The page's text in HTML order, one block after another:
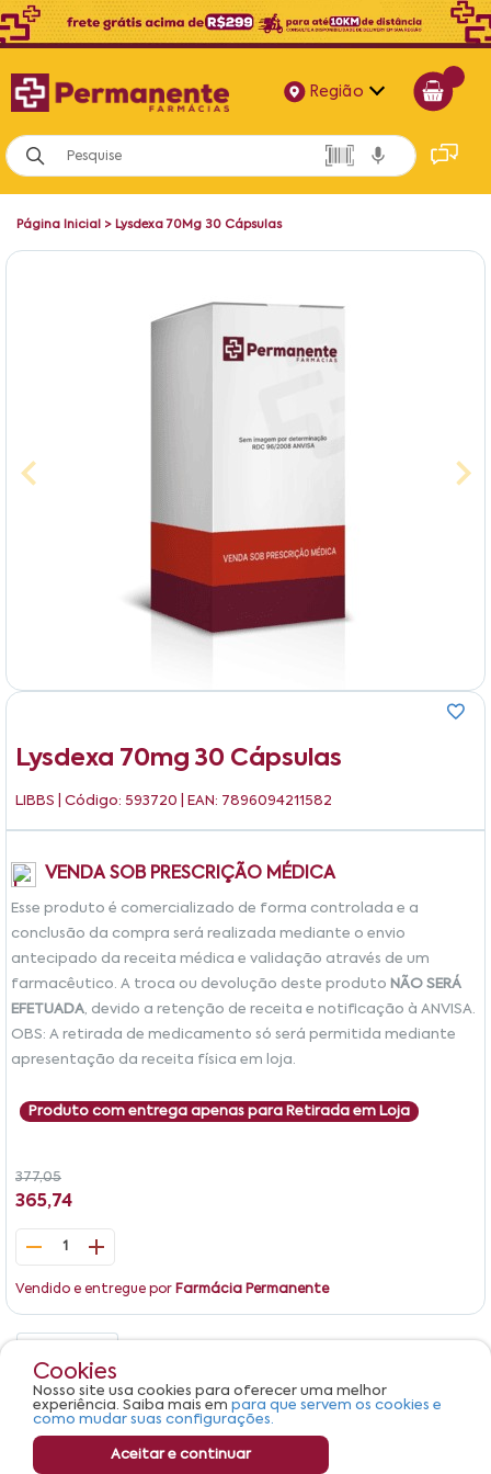
Região
Alagoas
Bahia
Página Inicial > Lysdexa 70Mg 30 Cápsulas
Lysdexa 70mg 30 Cápsulas
LIBBS | Código: 593720 | EAN: 7896094211582
VENDA SOB PRESCRIÇÃO MÉDICA
Esse produto é comercializado de forma controlada e a
conclusão da compra será realizada mediante o envio
antecipado da receita médica e validação através de um
farmacêutico. A troca ou devolução deste produto NÃO SERÁ
EFETUADA, devido a retenção de receita e notificação à ANVISA.
OBS: A retirada de medicamento só será permitida mediante
apresentação da receita física em loja.
Produto com entrega apenas para Retirada em Loja
377,05
365,74
1
Vendido e entregue por Farmácia Permanente
Produto não apresenta descrição.
Cookies
Nosso site usa cookies para oferecer uma melhor
experiência. Saiba mais em para que servem os cookies e
como mudar suas configurações.
Aceitar e continuar